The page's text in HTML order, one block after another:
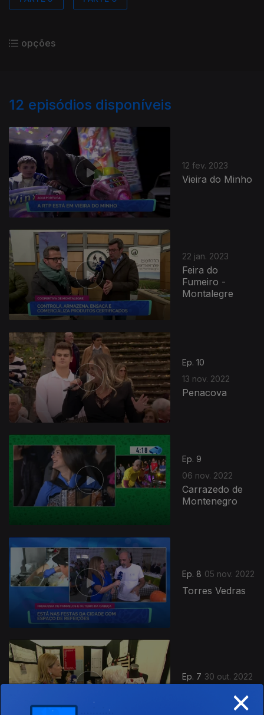
opções
12 episódios disponíveis
12 fev. 2023
Vieira do Minho
22 jan. 2023
Feira do
Fumeiro -
Montalegre
Ep. 10
13 nov. 2022
Penacova
Ep. 9
06 nov. 2022
Carrazedo de
Montenegro
Ep. 8 05 nov. 2022
Torres Vedras
Ep. 7 30 out. 2022
×